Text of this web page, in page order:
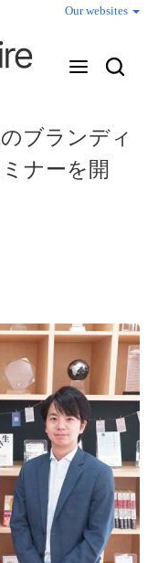
Our websites
ブランディ
ナーを開